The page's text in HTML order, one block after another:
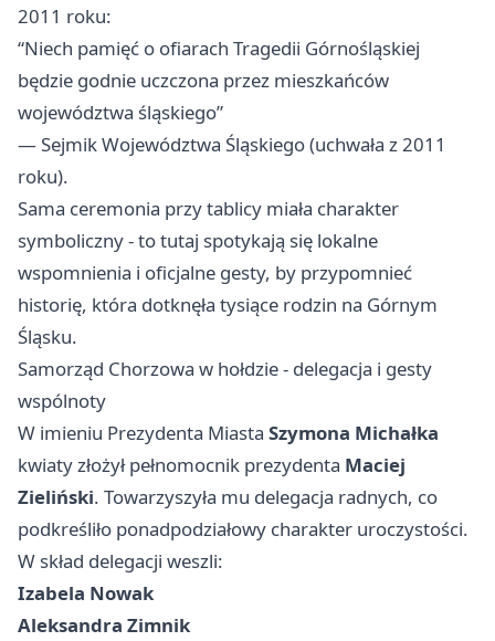
2011 roku:
“Niech pamięć o ofiarach Tragedii Górnośląskiej
będzie godnie uczczona przez mieszkańców
województwa śląskiego”
— Sejmik Województwa Śląskiego (uchwała z 2011
roku).
Sama ceremonia przy tablicy miała charakter
symboliczny - to tutaj spotykają się lokalne
wspomnienia i oficjalne gesty, by przypomnieć
historię, która dotknęła tysiące rodzin na Górnym
Śląsku.
Samorząd Chorzowa w hołdzie - delegacja i gesty
wspólnoty
W imieniu Prezydenta Miasta Szymona Michałka
kwiaty złożył pełnomocnik prezydenta Maciej
Zieliński. Towarzyszyła mu delegacja radnych, co
podkreśliło ponadpodziałowy charakter uroczystości.
W skład delegacji weszli:
Izabela Nowak
Aleksandra Zimnik